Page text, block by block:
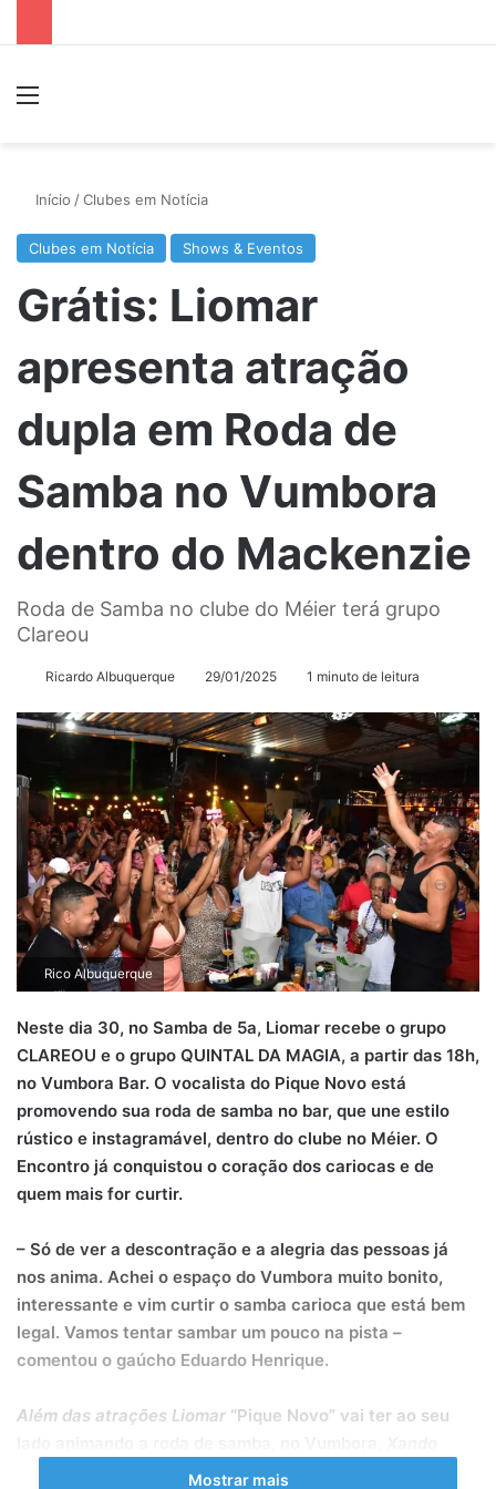
Início /Clubes em Notícia
Clubes em Notícia Shows & Eventos
Grátis: Liomar
apresenta atração
dupla em Roda de
Samba no Vumbora
dentro do Mackenzie
Roda de Samba no clube do Méier terá grupo
Clareou
Ricardo Albuquerque 29/01/2025 1 minuto de leitura
Rico Albuquerque
Neste dia 30, no Samba de 5a, Liomar recebe o grupo
CLAREOU e o grupo QUINTAL DA MAGIA, a partir das 18h,
no Vumbora Bar. O vocalista do Pique Novo está
promovendo sua roda de samba no bar, que une estilo
rústico e instagramável, dentro do clube no Méier. O
Encontro já conquistou o coração dos cariocas e de
quem mais for curtir.
– Só de ver a descontração e a alegria das pessoas já
nos anima. Achei o espaço do Vumbora muito bonito,
interessante e vim curtir o samba carioca que está bem
legal. Vamos tentar sambar um pouco na pista –
comentou o gaúcho Eduardo Henrique.
Além das atrações Liomar “Pique Novo” vai ter ao seu
Bruno Surpresae Chacal do Sax
Mostrar mais